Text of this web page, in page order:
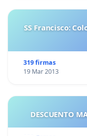
SS Francisco:
319 firmas
19 Mar 2013